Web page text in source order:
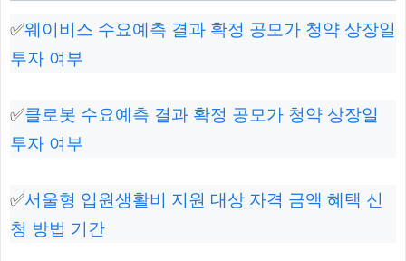
✅웨이비스 수요예측 결과 확정 공모가 청약 상장일
투자 여부
✅클로봇 수요예측 결과 확정 공모가 청약 상장일
투자 여부
✅서울형 입원생활비 지원 대상 자격 금액 혜택 신
청 방법 기간